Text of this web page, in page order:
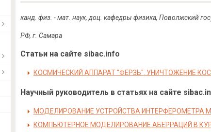
канд. физ. - мат. наук, доц. кафедры физика, Поволжский
РФ, г. Самара
Статьи на сайте sibac.info
КОСМИЧЕСКИЙ АППАРАТ "ФЕРЗЬ". УНИЧТОЖЕНИЕ
Научный руководитель в статьях на сайте
МОДЕЛИРОВАНИЕ УСТРОЙСТВА ИНТЕРФЕРОМЕТРА
КОМПЬЮТЕРНОЕ МОДЕЛИРОВАНИЕ АБЕРРАЦИЙ В